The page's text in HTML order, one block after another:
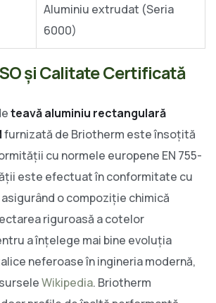
Aluminiu extrudat (Seria
6000)
și Calitate Certificată
teavă aluminiu rectangulară
furnizată de Briotherm este însoțită
cu normele europene EN 755-
este efectuat în conformitate cu
asigurând o compoziție chimică
riguroasă a cotelor
a înțelege mai bine evoluția
neferoase în ingineria modernă,
Wikipedia. Briotherm